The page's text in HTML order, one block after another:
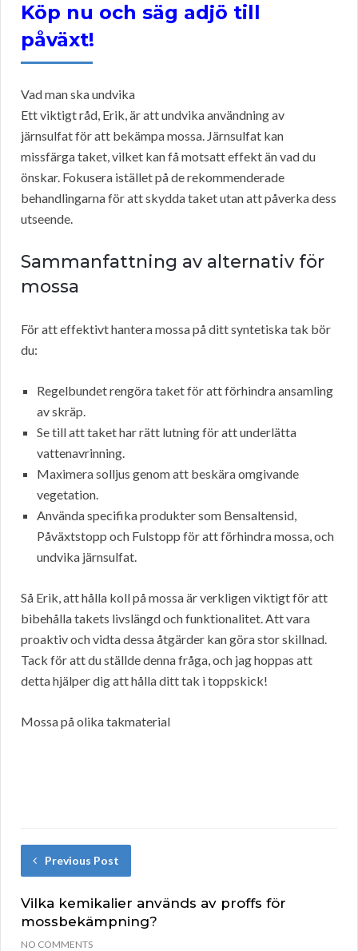
Köp nu och säg adjö till
påväxt!
Vad man ska undvika
Ett viktigt råd, Erik, är att undvika användning av
järnsulfat för att bekämpa mossa. Järnsulfat kan
missfärga taket, vilket kan få motsatt effekt än vad du
önskar. Fokusera istället på de rekommenderade
behandlingarna för att skydda taket utan att påverka dess
utseende.
Sammanfattning av alternativ för
mossa
För att effektivt hantera mossa på ditt syntetiska tak bör
du:
Regelbundet rengöra taket för att förhindra ansamling
av skräp.
Se till att taket har rätt lutning för att underlätta
vattenavrinning.
Maximera solljus genom att beskära omgivande
vegetation.
Använda specifika produkter som Bensaltensid,
Påväxtstopp och Fulstopp för att förhindra mossa, och
undvika järnsulfat.
Så Erik, att hålla koll på mossa är verkligen viktigt för att
bibehålla takets livslängd och funktionalitet. Att vara
proaktiv och vidta dessa åtgärder kan göra stor skillnad.
Tack för att du ställde denna fråga, och jag hoppas att
detta hjälper dig att hålla ditt tak i toppskick!
Mossa på olika takmaterial
Previous Post
Vilka kemikalier används av proffs för
mossbekämpning?
NO COMMENTS